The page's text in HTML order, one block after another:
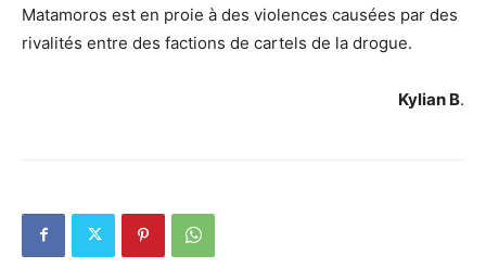
Matamoros est en proie à des violences causées par des
rivalités entre des factions de cartels de la drogue.
Kylian B.